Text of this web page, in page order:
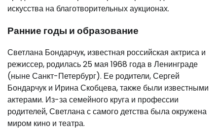
искусства на благотворительных аукционах.
Ранние годы и образование
Светлана Бондарчук, известная российская актриса и
режиссер, родилась 25 мая 1968 года в Ленинграде
(ныне Санкт-Петербург). Ее родители, Сергей
Бондарчук и Ирина Скобцева, также были известными
актерами. Из-за семейного круга и профессии
родителей, Светлана с самого детства была окружена
миром кино и театра.